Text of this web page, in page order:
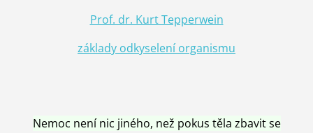
Prof. dr. Kurt Tepperwein
základy odkyselení organismu
Nemoc není nic jiného, než pokus těla zbavit se